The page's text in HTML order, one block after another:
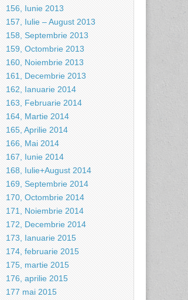
156, Iunie 2013
157, Iulie – August 2013
158, Septembrie 2013
159, Octombrie 2013
160, Noiembrie 2013
161, Decembrie 2013
162, Ianuarie 2014
163, Februarie 2014
164, Martie 2014
165, Aprilie 2014
166, Mai 2014
167, Iunie 2014
168, Iulie+August 2014
169, Septembrie 2014
170, Octombrie 2014
171, Noiembrie 2014
172, Decembrie 2014
173, Ianuarie 2015
174, februarie 2015
175, martie 2015
176, aprilie 2015
177 mai 2015